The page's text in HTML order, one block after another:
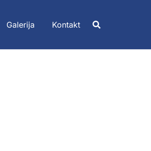
Galerija Kontakt